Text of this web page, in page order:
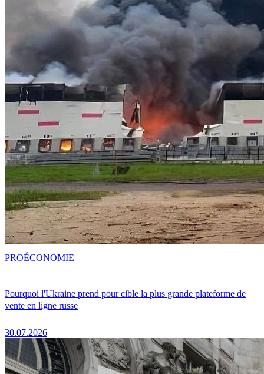
Pourquoi l'Ukraine prend pour cible la plus grande plateforme de
vente en ligne russe
30.07.2026
PROÉCONOMIE